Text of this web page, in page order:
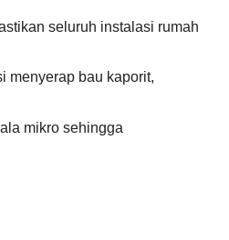
seluruh instalasi rumah
menyerap bau kaporit,
mikro sehingga